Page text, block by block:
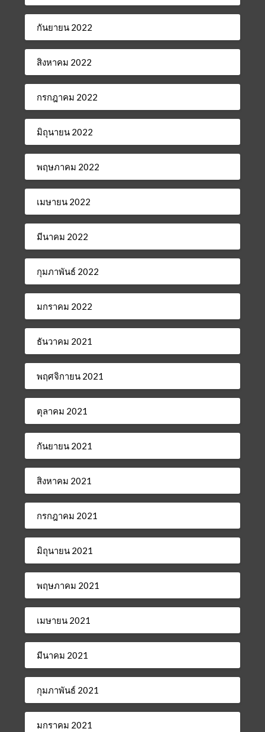
กันยายน 2022
สิงหาคม 2022
กรกฎาคม 2022
มิถุนายน 2022
พฤษภาคม 2022
เมษายน 2022
มีนาคม 2022
กุมภาพันธ์ 2022
มกราคม 2022
ธันวาคม 2021
พฤศจิกายน 2021
ตุลาคม 2021
กันยายน 2021
สิงหาคม 2021
กรกฎาคม 2021
มิถุนายน 2021
พฤษภาคม 2021
เมษายน 2021
มีนาคม 2021
กุมภาพันธ์ 2021
มกราคม 2021